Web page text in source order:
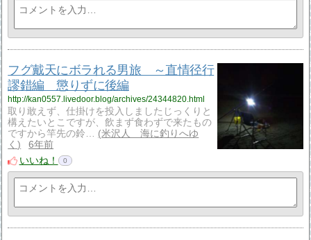
フグ戴天にボラれる男旅 ～直情径行
謬錯編 懲りずに後編
http://kan0557.livedoor.blog/archives/24344820.html
取り敢えず、仕掛けを投入しましたじっくりと
構えたいとこですが、飲まず食わずで来たもの
ですから竿先の鈴…
米沢人 海に釣りへゆ
く
6年前
いいね！
0